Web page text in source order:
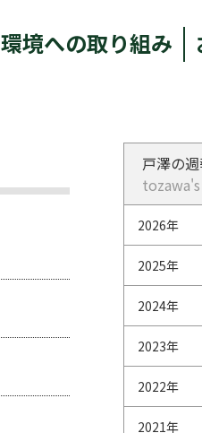
環境への取り組み
戸澤の
2026年
2025年
2024年
2023年
2022年
2021年